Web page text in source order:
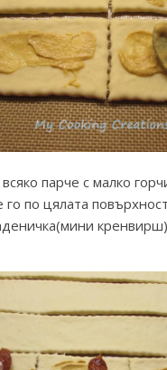
парче с малко
го по цялата